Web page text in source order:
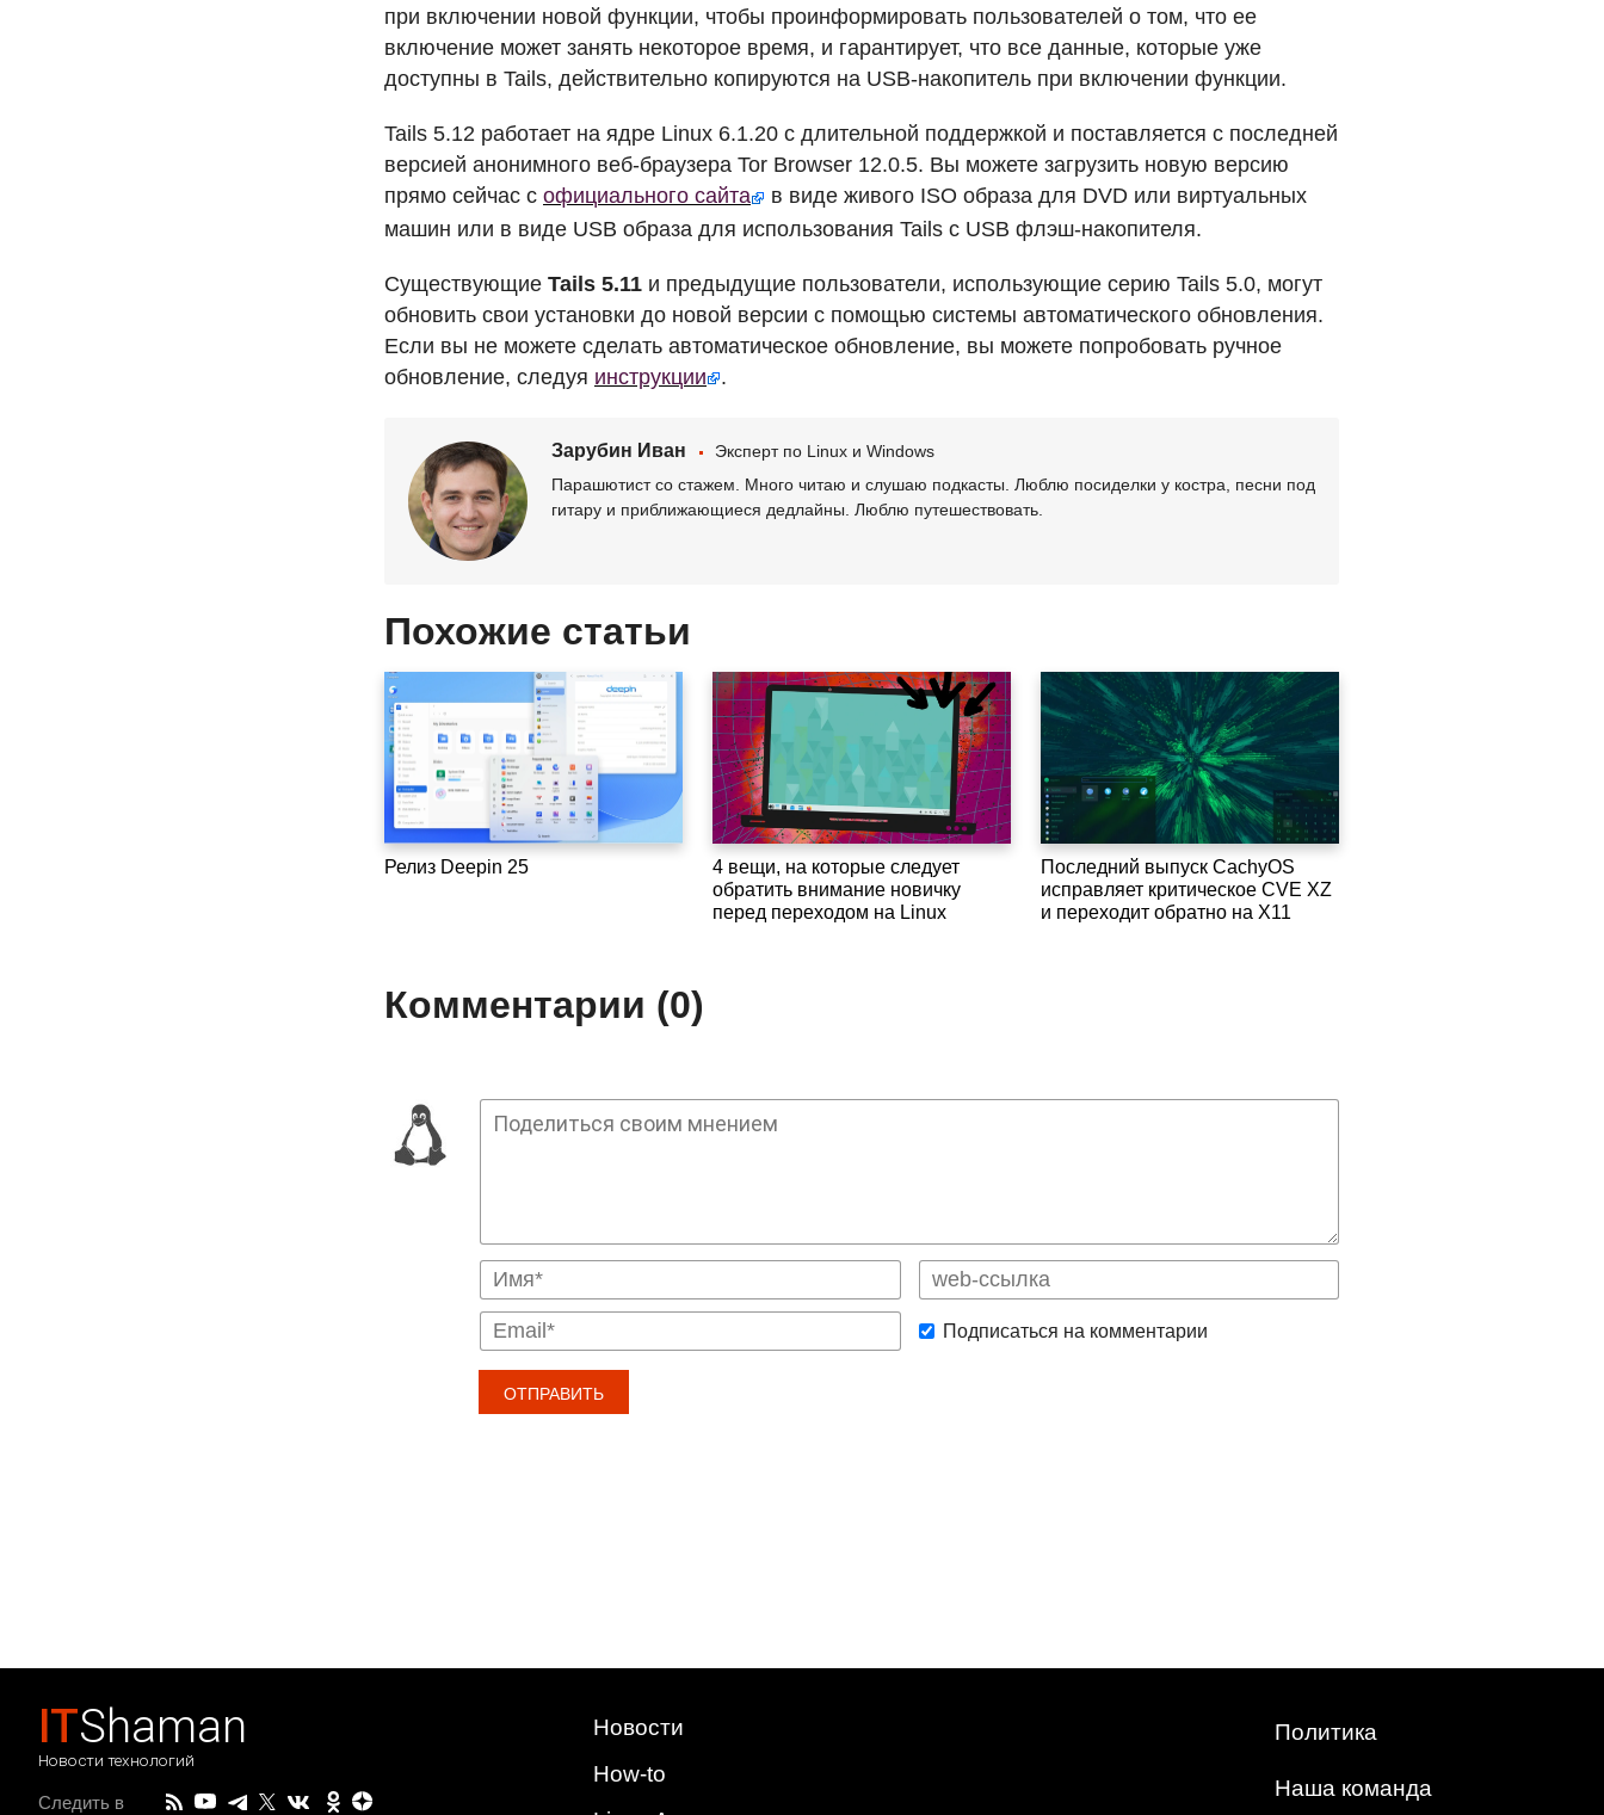
при включении новой функции, чтобы проинформировать пользователей о том, что ее
включение может занять некоторое время, и гарантирует, что все данные, которые уже
доступны в Tails, действительно копируются на USB-накопитель при включении функции.
Tails 5.12 работает на ядре Linux 6.1.20 с длительной поддержкой и поставляется с последней
версией анонимного веб-браузера Tor Browser 12.0.5. Вы можете загрузить новую версию
прямо сейчас с официального сайта в виде живого ISO образа для DVD или виртуальных
машин или в виде USB образа для использования Tails с USB флэш-накопителя.
Существующие Tails 5.11 и предыдущие пользователи, использующие серию Tails 5.0, могут
обновить свои установки до новой версии с помощью системы автоматического обновления.
Если вы не можете сделать автоматическое обновление, вы можете попробовать ручное
обновление, следуя инструкции .
Зарубин Иван
Эксперт по Linux и Windows
Парашютист со стажем. Много читаю и слушаю подкасты. Люблю посиделки у костра, песни под
гитару и приближающиеся дедлайны. Люблю путешествовать.
Похожие статьи
Релиз Deepin 25
4 вещи, на которые следует
обратить внимание новичку
перед переходом на Linux
Последний выпуск CachyOS
исправляет критическое CVE XZ
и переходит обратно на X11
Комментарии (0)
Подписаться на комментарии
ITShaman
Новости технологий
Следить в
Новости
How-to
Политика
Наша команда